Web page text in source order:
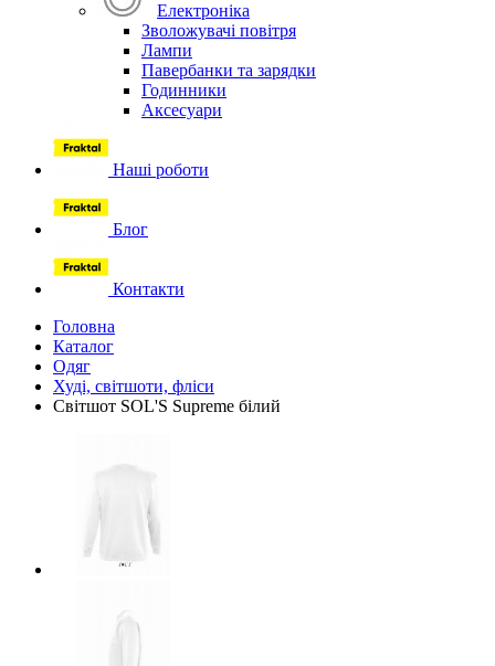
Електроніка
Зволожувачі повітря
Лампи
Павербанки та зарядки
Годинники
Аксесуари
Наші роботи
Блог
Контакти
Головна
Каталог
Одяг
Худі, світшоти, фліси
Світшот SOL'S Supreme білий